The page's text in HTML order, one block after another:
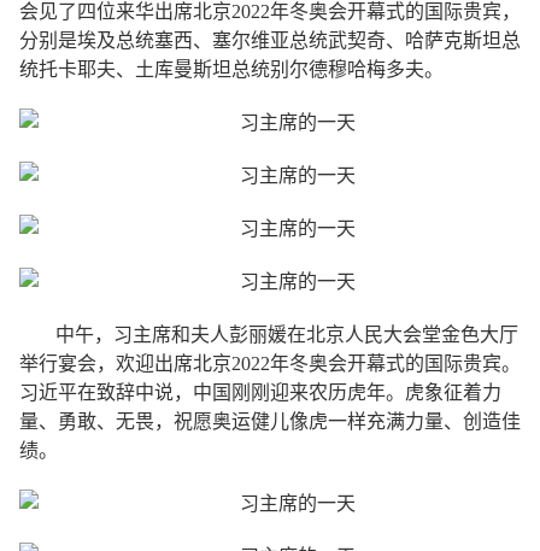
会见了四位来华出席北京2022年冬奥会开幕式的国际贵宾，
分别是埃及总统塞西、塞尔维亚总统武契奇、哈萨克斯坦总
统托卡耶夫、土库曼斯坦总统别尔德穆哈梅多夫。
中午，习主席和夫人彭丽媛在北京人民大会堂金色大厅
举行宴会，欢迎出席北京2022年冬奥会开幕式的国际贵宾。
习近平在致辞中说，中国刚刚迎来农历虎年。虎象征着力
量、勇敢、无畏，祝愿奥运健儿像虎一样充满力量、创造佳
绩。